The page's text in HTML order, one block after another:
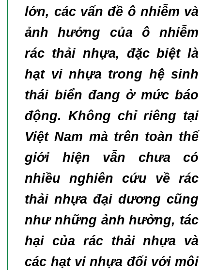
lớn, các vấn đề ô nhiễm và
ảnh hưởng của ô nhiễm
rác thải nhựa, đặc biệt là
hạt vi nhựa trong hệ sinh
thái biển đang ở mức báo
động. Không chỉ riêng tại
Việt Nam mà trên toàn thế
giới hiện vẫn chưa có
nhiều nghiên cứu về rác
thải nhựa đại dương cũng
như những ảnh hưởng, tác
hại của rác thải nhựa và
các hạt vi nhựa đối với môi